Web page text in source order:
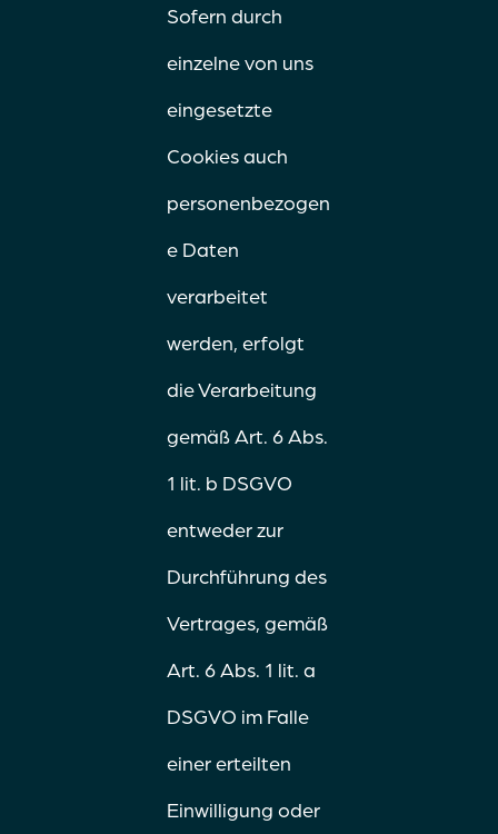
Sofern durch
einzelne von uns
eingesetzte
Cookies auch
personenbezogen
e Daten
verarbeitet
werden, erfolgt
die Verarbeitung
gemäß Art. 6 Abs.
1 lit. b DSGVO
entweder zur
Durchführung des
Vertrages, gemäß
Art. 6 Abs. 1 lit. a
DSGVO im Falle
einer erteilten
Einwilligung oder